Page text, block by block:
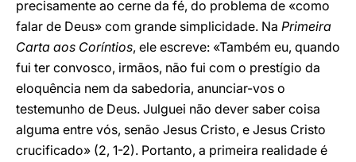
precisamente ao cerne da fé, do problema de «como
falar de Deus» com grande simplicidade. Na Primeira
Carta aos Coríntios, ele escreve: «Também eu, quando
fui ter convosco, irmãos, não fui com o prestígio da
eloquência nem da sabedoria, anunciar-vos o
testemunho de Deus. Julguei não dever saber coisa
alguma entre vós, senão Jesus Cristo, e Jesus Cristo
crucificado» (2, 1-2). Portanto, a primeira realidade é